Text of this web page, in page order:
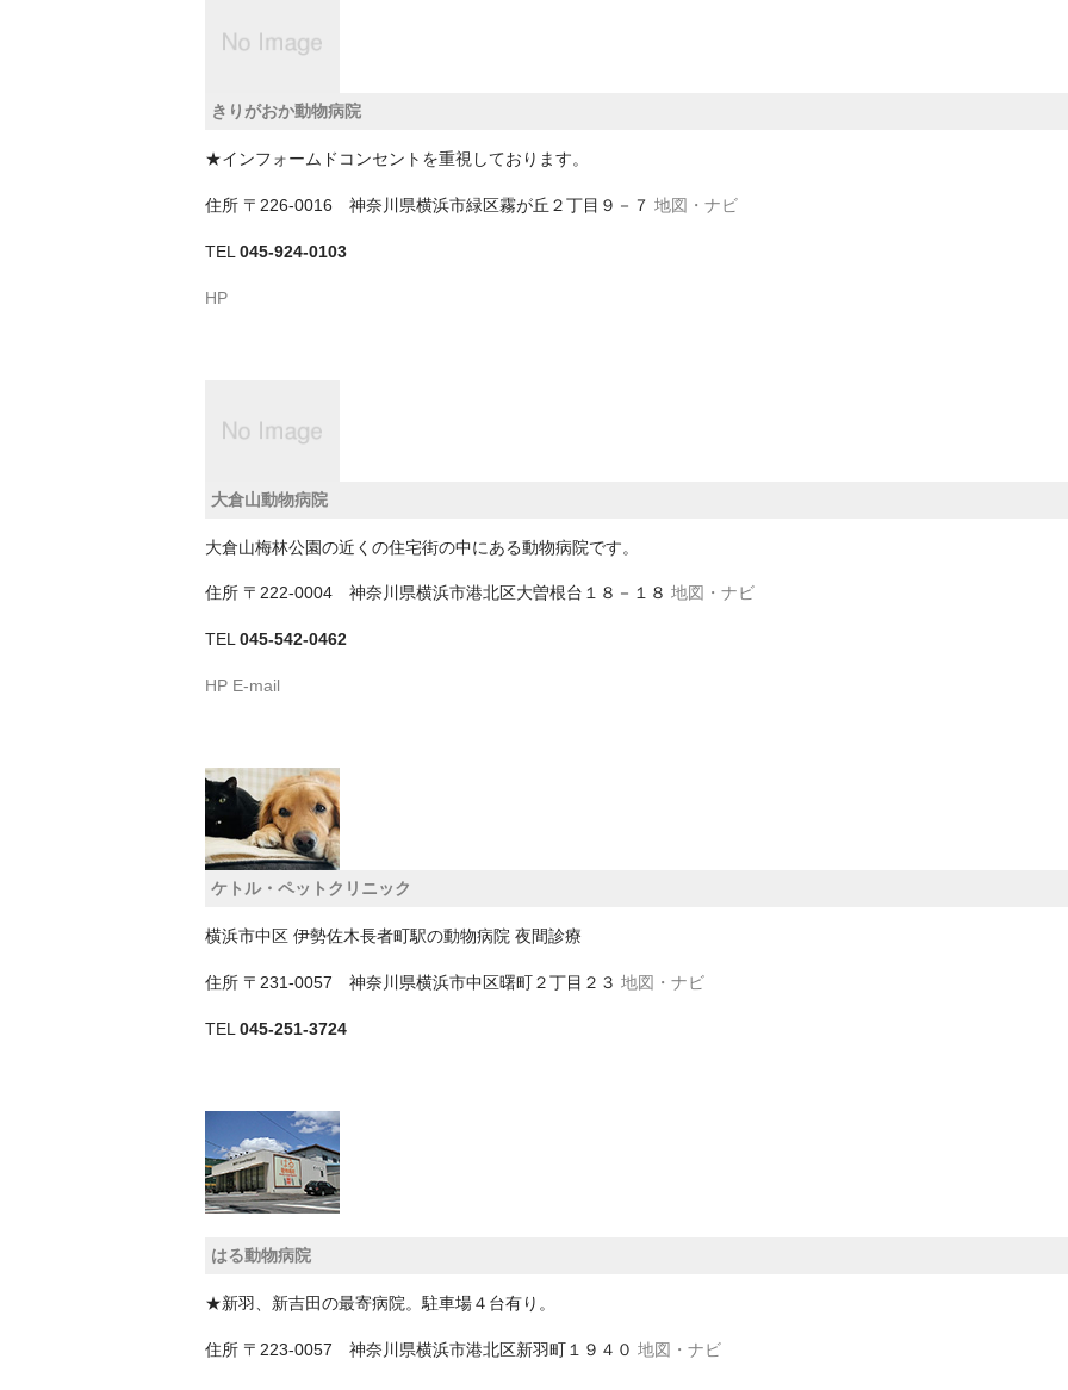
きりがおか動物病院
★インフォームドコンセントを重視しております。
住所 〒226-0016 神奈川県横浜市緑区霧が丘２丁目９－７ 地図・ナビ
TEL 045-924-0103
HP
大倉山動物病院
大倉山梅林公園の近くの住宅街の中にある動物病院です。
住所 〒222-0004 神奈川県横浜市港北区大曽根台１８－１８ 地図・ナビ
TEL 045-542-0462
HP E-mail
ケトル・ペットクリニック
横浜市中区 伊勢佐木長者町駅の動物病院 夜間診療
住所 〒231-0057 神奈川県横浜市中区曙町２丁目２３ 地図・ナビ
TEL 045-251-3724
はる動物病院
★新羽、新吉田の最寄病院。駐車場４台有り。
住所 〒223-0057 神奈川県横浜市港北区新羽町１９４０ 地図・ナビ